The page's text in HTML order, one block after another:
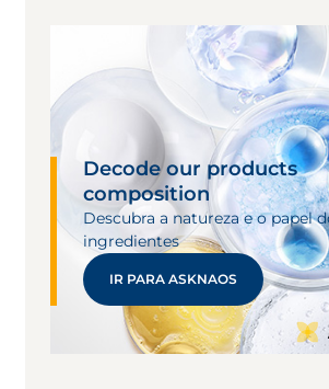
Decode our products
composition
Descubra a natureza e o papel
ingredientes
IR PARA ASKNAOS